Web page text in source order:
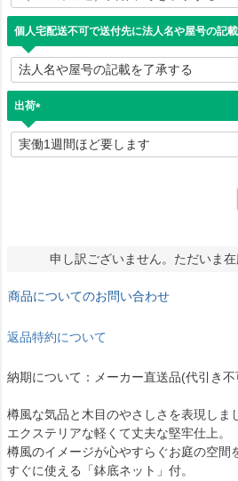
須
)
個人宅配送不可で送付先に法人名や屋号の記
出荷
必
須
申し訳ございません。ただいま在
商品についてのお問い合わせ
返品特約について
納期について：メーカー直送品(代引き不
樽風な気品と木目のやさしさを表現しま
エクステリアな軽くて丈夫な堅牢仕上。
樽風のイメージが心やすらぐお庭の空間
すぐに使える「鉢底ネット」付。